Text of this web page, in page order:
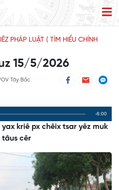
PHÁP LUẬT ( TÌM HIỂU CHÍNH
15/5/2026
Tây Bắc
Remaining
Time
-6:00
kriê px chêix tsar yêz muk
tâus cêr